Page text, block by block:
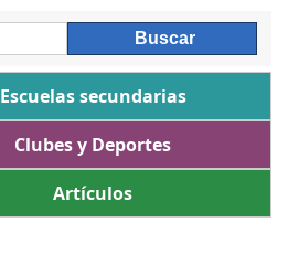
Escuelas secundarias
Clubes y Deportes
Artículos